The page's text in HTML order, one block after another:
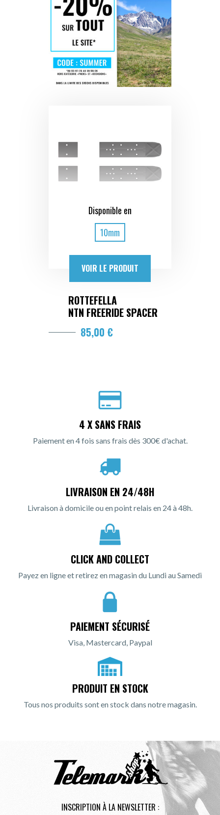
Disponible en
10mm
VOIR LE PRODUIT
ROTTEFELLA
NTN FREERIDE SPACER
85,00 €
4 X SANS FRAIS
Paiement en 4 fois sans frais dès 300€ d'achat.
LIVRAISON EN 24/48H
Livraison à domicile ou en point relais en 24 à 48h.
CLICK AND COLLECT
Payez en ligne et retirez en magasin du Lundi au Samedi
PAIEMENT SÉCURISÉ
Visa, Mastercard, Paypal
PRODUIT EN STOCK
Tous nos produits sont en stock dans notre magasin.
INSCRIPTION À LA NEWSLETTER :